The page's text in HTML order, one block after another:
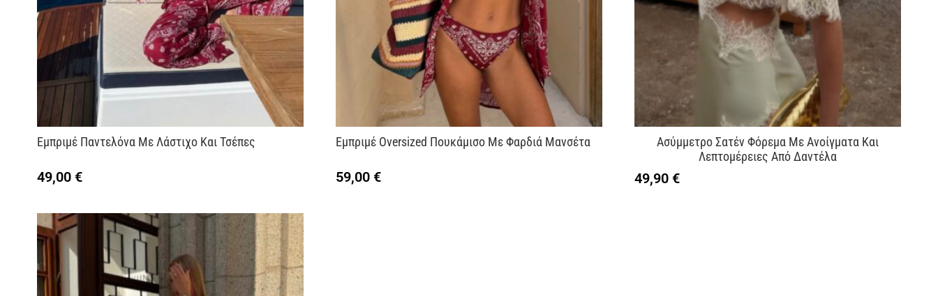
Εμπριμέ Παντελόνα Με Λάστιχο Και Τσέπες
49,00 €
Εμπριμέ Oversized Πουκάμισο Με Φαρδιά Μανσέτα
59,00 €
Ασύμμετρο Σατέν Φόρεμα Με Ανοίγματα Και
Λεπτομέρειες Από Δαντέλα
49,90 €